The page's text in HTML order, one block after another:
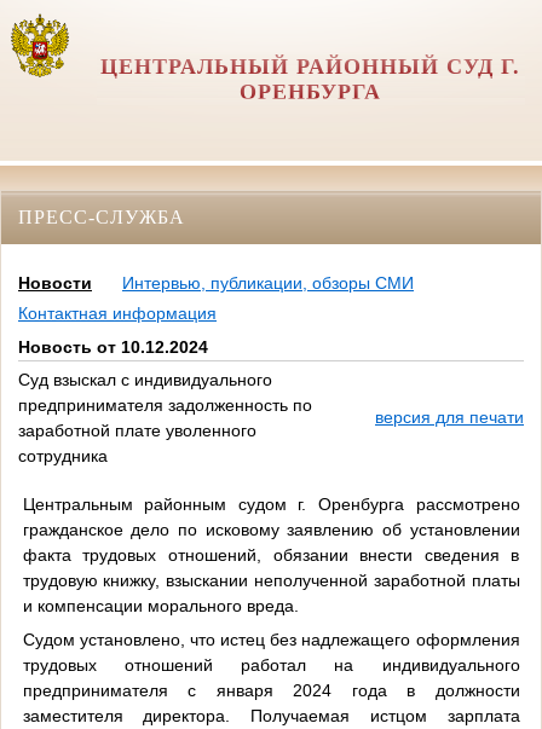
ЦЕНТРАЛЬНЫЙ РАЙОННЫЙ СУД Г.
ОРЕНБУРГА
ПРЕСС-СЛУЖБА
Новости
Интервью, публикации, обзоры СМИ
Контактная информация
Новость от 10.12.2024
Суд взыскал с индивидуального
предпринимателя задолженность по
заработной плате уволенного
сотрудника
версия для печати
Центральным районным судом г. Оренбурга рассмотрено
гражданское дело по исковому заявлению об установлении
факта трудовых отношений, обязании внести сведения в
трудовую книжку, взыскании неполученной заработной платы
и компенсации морального вреда.
Судом установлено, что истец без надлежащего оформления
трудовых отношений работал на индивидуального
предпринимателя с января 2024 года в должности
заместителя директора. Получаемая истцом зарплата